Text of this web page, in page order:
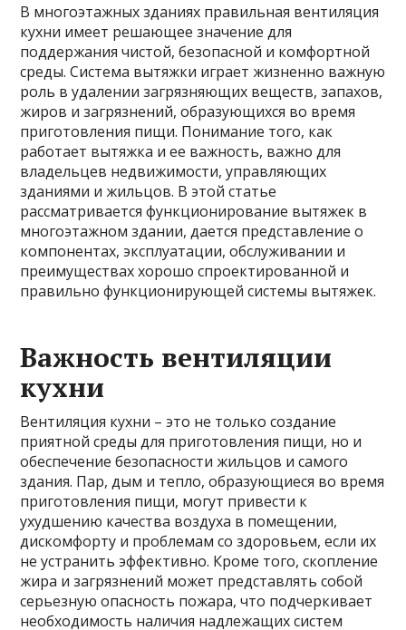
В многоэтажных зданиях правильная вентиляция
кухни имеет решающее значение для
поддержания чистой, безопасной и комфортной
среды. Система вытяжки играет жизненно важную
роль в удалении загрязняющих веществ, запахов,
жиров и загрязнений, образующихся во время
приготовления пищи. Понимание того, как
работает вытяжка и ее важность, важно для
владельцев недвижимости, управляющих
зданиями и жильцов. В этой статье
рассматривается функционирование вытяжек в
многоэтажном здании, дается представление о
компонентах, эксплуатации, обслуживании и
преимуществах хорошо спроектированной и
правильно функционирующей системы вытяжек.
Важность вентиляции
кухни
Вентиляция кухни – это не только создание
приятной среды для приготовления пищи, но и
обеспечение безопасности жильцов и самого
здания. Пар, дым и тепло, образующиеся во время
приготовления пищи, могут привести к
ухудшению качества воздуха в помещении,
дискомфорту и проблемам со здоровьем, если их
не устранить эффективно. Кроме того, скопление
жира и загрязнений может представлять собой
серьезную опасность пожара, что подчеркивает
необходимость наличия надлежащих систем